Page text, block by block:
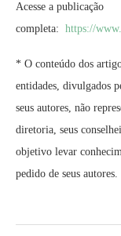
Acesse a publicação
completa: https://
* O conteúdo dos
entidades, divulgados
seus autores, não
diretoria, seus
objetivo levar
pedido de seus autores.